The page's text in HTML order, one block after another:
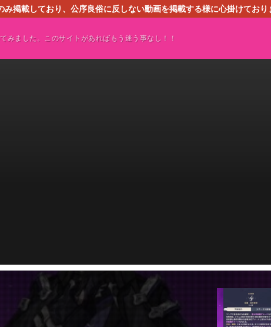
掲載しており、公序良俗に反しない動画を掲載する様に心掛けてお
みました。このサイトがあればもう迷う事なし！！